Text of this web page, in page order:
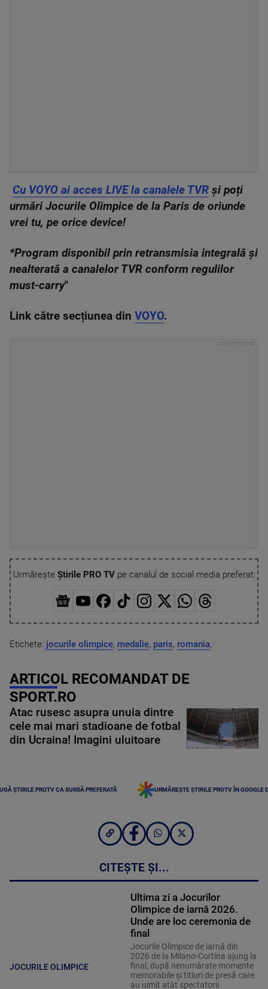
Cu VOYO ai acces LIVE la canalele TVR și poți
urmări Jocurile Olimpice de la Paris de oriunde
vrei tu, pe orice device!
*Program disponibil prin retransmisia integrală și
nealterată a canalelor TVR conform regulilor
must-carry"
Link către secțiunea din VOYO.
Urmărește Știrile PRO TVpe canalul de social media preferat:
Etichete: jocurile olimpice, medalie, paris, romania,
ARTICOL RECOMANDAT DE
SPORT.RO
Atac rusesc asupra unuia dintre
cele mai mari stadioane de fotbal
din Ucraina! Imagini uluitoare
ȘTIRILE PROTV CA SURSĂ PREFERATĂ URMĂREȘTE ȘTIRILE PROTV ÎN GOOGLE
CITEȘTE ȘI...
JOCURILE OLIMPICE
Ultima zi a Jocurilor
Olimpice de iarnă 2026.
Unde are loc ceremonia de
final
Jocurile Olimpice de iarnă din
2026 de la Milano-Cortina ajung la
final, după nenumărate momente
memorabile și titluri de presă care
au uimit atât spectatorii